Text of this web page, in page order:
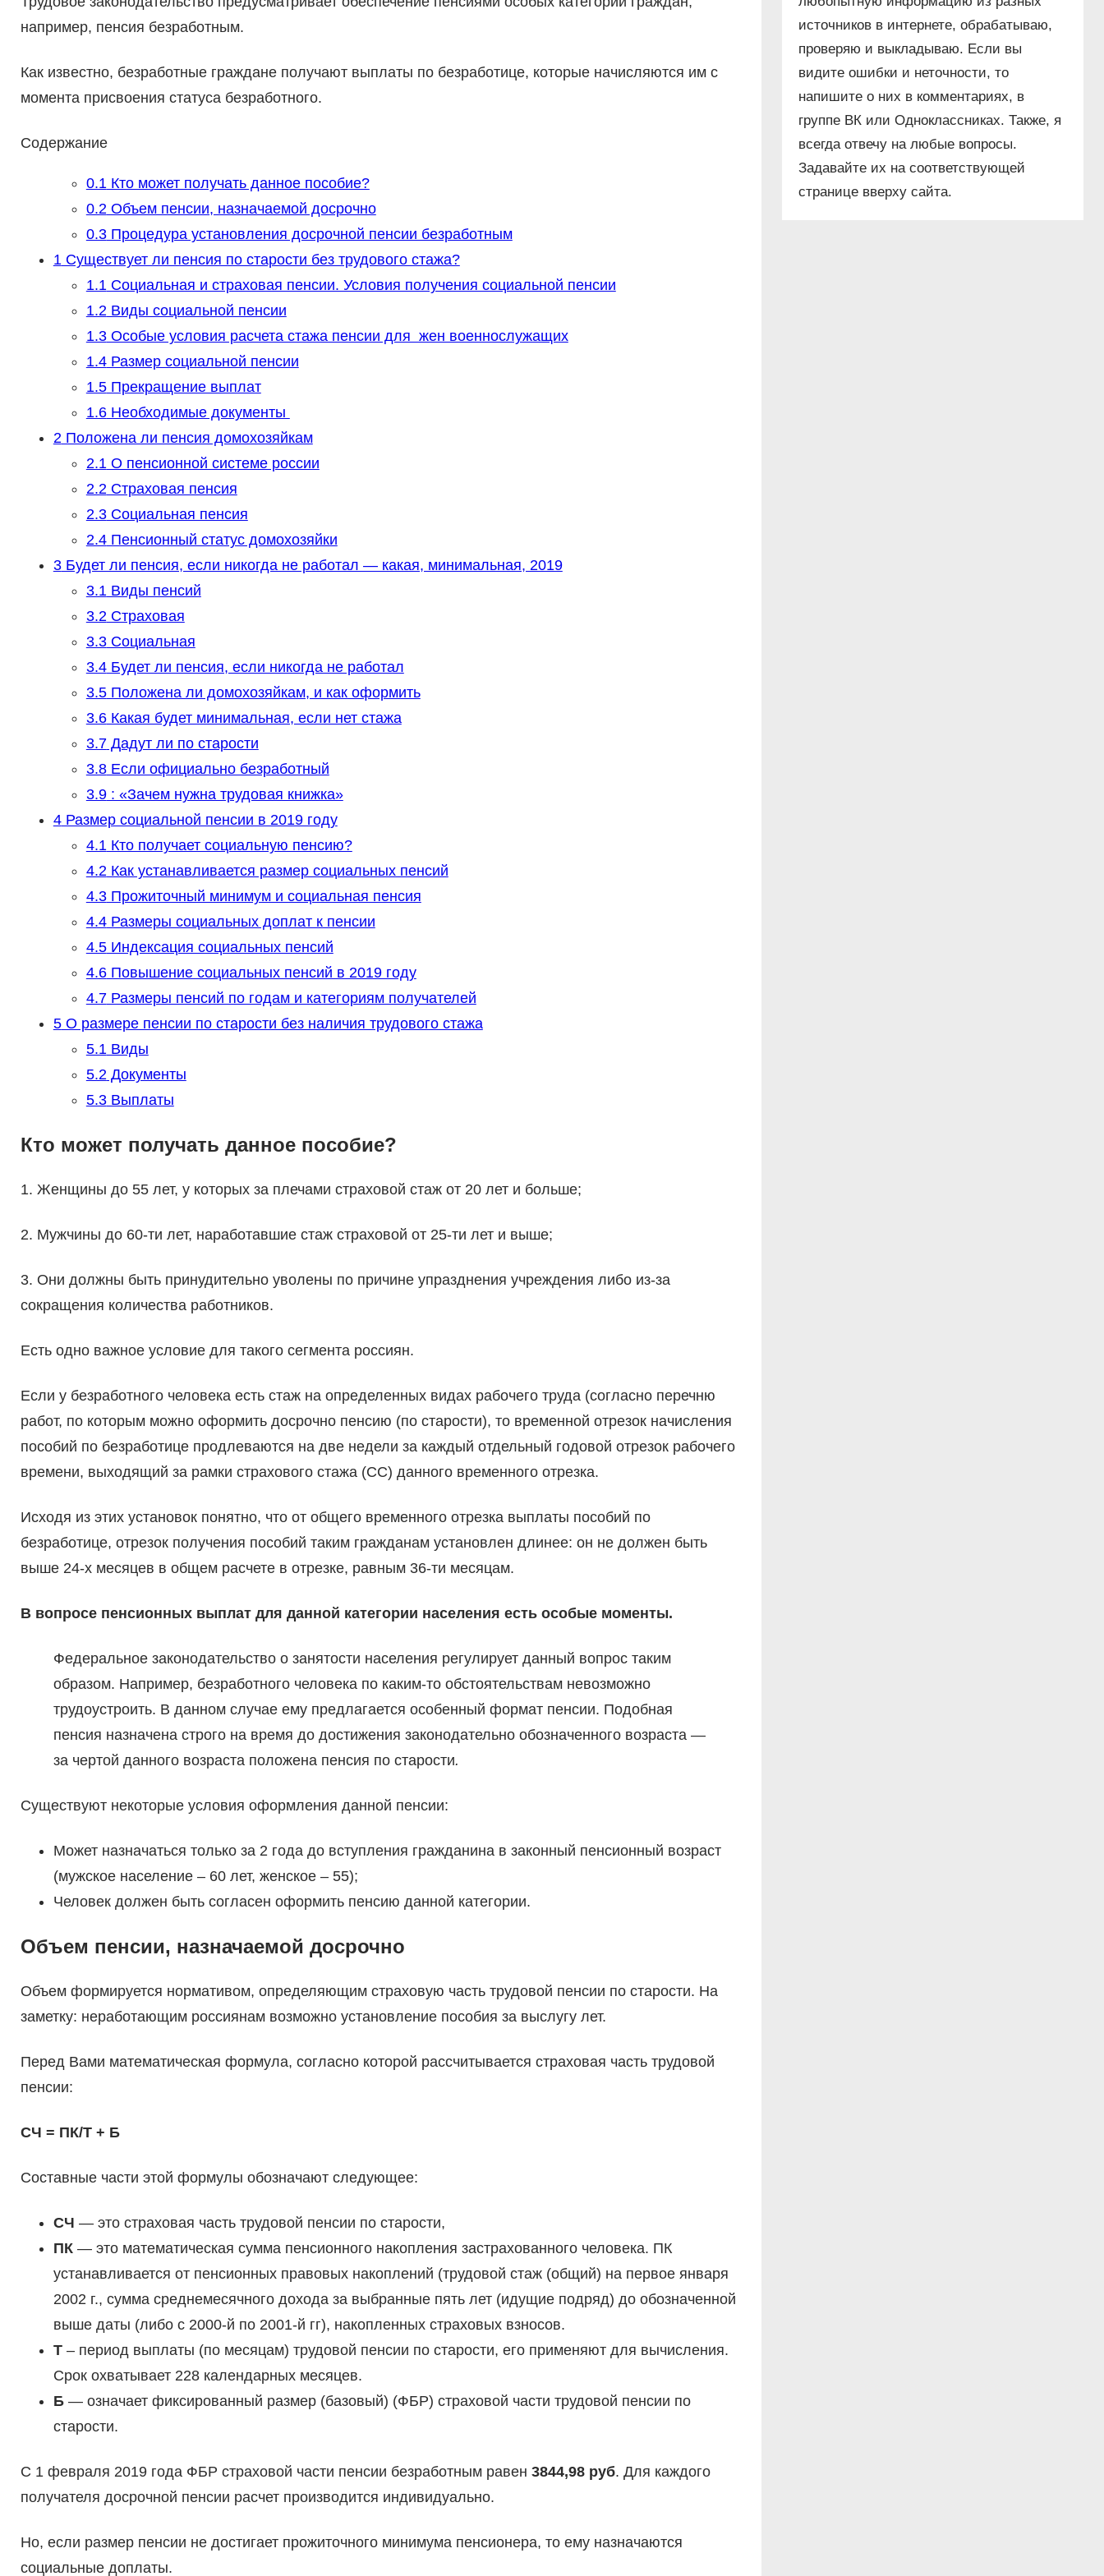
например, пенсия безработным.
Как известно, безработные граждане получают выплаты по безработице, которые начисляются им с
момента присвоения статуса безработного.
Содержание
0.1 Кто может получать данное пособие?
0.2 Объем пенсии, назначаемой досрочно
0.3Процедура установления досрочной пенсии безработным
1 Существует ли пенсия по старости без трудового стажа?
1.1 Социальная и страховая пенсии. Условия получения социальной пенсии
1.2 Виды социальной пенсии
1.3Особые условия расчета стажа пенсии для жен военнослужащих
1.4Размер социальной пенсии
1.5Прекращение выплат
1.6Необходимые документы
2 Положена ли пенсия домохозяйкам
2.1 О пенсионной системе россии
2.2 Страховая пенсия
2.3Социальная пенсия
2.4Пенсионный статус домохозяйки
3Будет ли пенсия, если никогда не работал — какая, минимальная, 2019
3.1 Виды пенсий
3.2 Страховая
3.3Социальная
3.4Будет ли пенсия, если никогда не работал
3.5Положена ли домохозяйкам, и как оформить
3.6Какая будет минимальная, если нет стажа
3.7Дадут ли по старости
3.8Если официально безработный
3.9: «Зачем нужна трудовая книжка»
4Размер социальной пенсии в 2019 году
4.1 Кто получает социальную пенсию?
4.2 Как устанавливается размер социальных пенсий
4.3Прожиточный минимум и социальная пенсия
4.4Размеры социальных доплат к пенсии
4.5Индексация социальных пенсий
4.6Повышение социальных пенсий в 2019 году
4.7Размеры пенсий по годам и категориям получателей
5О размере пенсии по старости без наличия трудового стажа
5.1 Виды
5.2 Документы
5.3Выплаты
Кто может получать данное пособие?
1. Женщины до 55 лет, у которых за плечами страховой стаж от 20 лет и больше;
2. Мужчины до 60-ти лет, наработавшие стаж страховой от 25-ти лет и выше;
3. Они должны быть принудительно уволены по причине упразднения учреждения либо из-за
сокращения количества работников.
Есть одно важное условие для такого сегмента россиян.
Если у безработного человека есть стаж на определенных видах рабочего труда (согласно перечню
работ, по которым можно оформить досрочно пенсию (по старости), то временной отрезок начисления
пособий по безработице продлеваются на две недели за каждый отдельный годовой отрезок рабочего
времени, выходящий за рамки страхового стажа (СС) данного временного отрезка.
Исходя из этих установок понятно, что от общего временного отрезка выплаты пособий по
безработице, отрезок получения пособий таким гражданам установлен длинее: он не должен быть
выше 24-х месяцев в общем расчете в отрезке, равным 36-ти месяцам.
В вопросе пенсионных выплат для данной категории населения есть особые моменты.
Федеральное законодательство о занятости населения регулирует данный вопрос таким
образом. Например, безработного человека по каким-то обстоятельствам невозможно
трудоустроить. В данном случае ему предлагается особенный формат пенсии. Подобная
пенсия назначена строго на время до достижения законодательно обозначенного возраста —
за чертой данного возраста положена пенсия по старости.
Существуют некоторые условия оформления данной пенсии:
Может назначаться только за 2 года до вступления гражданина в законный пенсионный возраст
(мужское население – 60 лет, женское – 55);
Человек должен быть согласен оформить пенсию данной категории.
Объем пенсии, назначаемой досрочно
Объем формируется нормативом, определяющим страховую часть трудовой пенсии по старости. На
заметку: неработающим россиянам возможно установление пособия за выслугу лет.
Перед Вами математическая формула, согласно которой рассчитывается страховая часть трудовой
пенсии:
СЧ = ПК/Т + Б
Составные части этой формулы обозначают следующее:
СЧ — это страховая часть трудовой пенсии по старости,
ПК— это математическая сумма пенсионного накопления застрахованного человека. ПК
устанавливается от пенсионных правовых накоплений (трудовой стаж (общий) на первое января
2002 г., сумма среднемесячного дохода за выбранные пять лет (идущие подряд) до обозначенной
выше даты (либо с 2000-й по 2001-й гг), накопленных страховых взносов.
Т– период выплаты (по месяцам) трудовой пенсии по старости, его применяют для вычисления.
Срок охватывает 228 календарных месяцев.
Б— означает фиксированный размер (базовый) (ФБР) страховой части трудовой пенсии по
старости.
С 1 февраля 2019 года ФБР страховой части пенсии безработным равен 3844,98 руб. Для каждого
получателя досрочной пенсии расчет производится индивидуально.
Но, если размер пенсии не достигает прожиточного минимума пенсионера, то ему назначаются
социальные доплаты.
источников в интернете, обрабатываю,
проверяю и выкладываю. Если вы
видите ошибки и неточности, то
напишите о них в комментариях, в
группе ВК или Одноклассниках. Также, я
всегда отвечу на любые вопросы.
Задавайте их на соответствующей
странице вверху сайта.